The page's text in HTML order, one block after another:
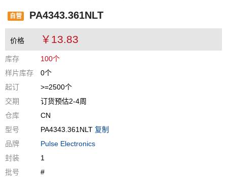
自营 PA4343.361NLT
价格 ￥13.83
库存
100个
样片库存
0个
起订
>=2500个
交期
订货预估2-4周
仓库
CN
型号
PA4343.361NLT 复制
品牌
Pulse Electronics
封装
1
批号
#